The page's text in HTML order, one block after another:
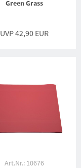
Green Grass
UVP 42,90 EUR
Art.Nr.: 10676